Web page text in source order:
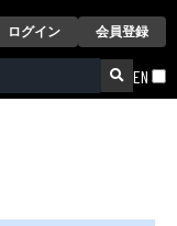
ログイン 会員登録
EN